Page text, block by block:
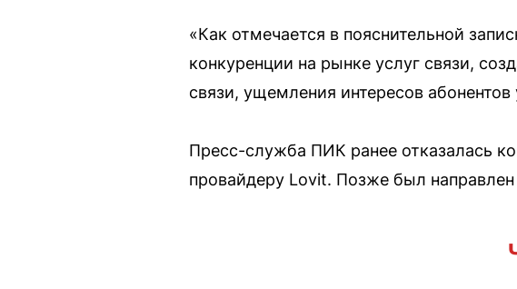
«Как отмечается в пояснительной
конкуренции на рынке услуг связи,
связи, ущемления интересов
Пресс-служба ПИК ранее отказалась
провайдеру Lovit. Позже был